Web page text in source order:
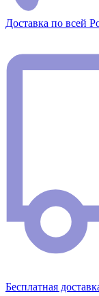
Доставка по всей
Бесплатная